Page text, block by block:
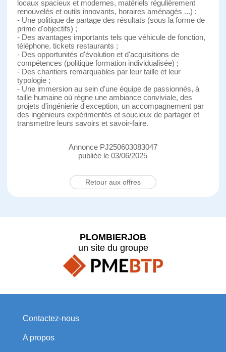
locaux spacieux et modernes, matériels régulièrement
renouvelés et outils innovants, horaires aménagés ...) ;
- Une politique de partage des résultats (sous la forme de
prime d'objectifs) ;
- Des avantages importants tels que véhicule de fonction,
téléphone, tickets restaurants ;
- Des opportunités d'évolution et d'acquisitions de
compétences (politique formation individualisée) ;
- Des chantiers remarquables par leur taille et leur
typologie ;
- Une immersion au sein d'une équipe de passionnés, à
taille humaine où règne une ambiance conviviale, des
projets d'ingénierie d'exception, un accompagnement par
des ingénieurs expérimentés et soucieux de partager et
transmettre leurs savoirs et savoir-faire.
Annonce PJ250603083047
publiée le 03/06/2025
Retour aux offres
PLOMBIERJOB
un site du groupe
Contactez-nous
A propos